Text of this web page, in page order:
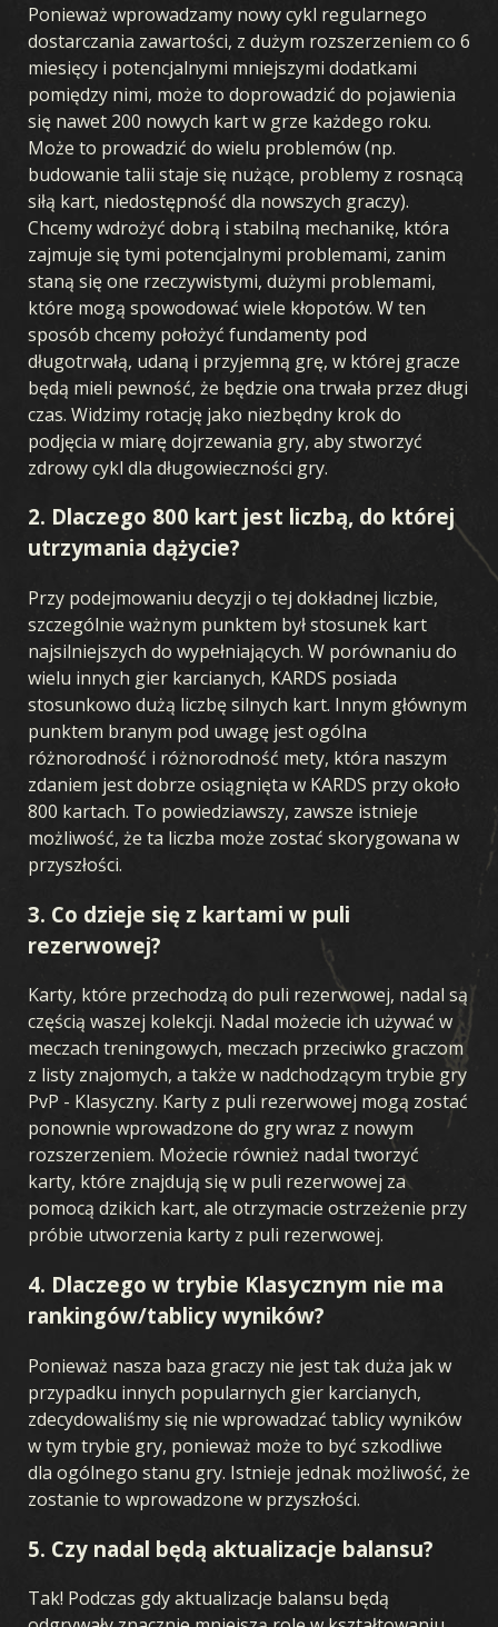
Ponieważ wprowadzamy nowy cykl regularnego
dostarczania zawartości, z dużym rozszerzeniem co 6
miesięcy i potencjalnymi mniejszymi dodatkami
pomiędzy nimi, może to doprowadzić do pojawienia
się nawet 200 nowych kart w grze każdego roku.
Może to prowadzić do wielu problemów (np.
budowanie talii staje się nużące, problemy z rosnącą
siłą kart, niedostępność dla nowszych graczy).
Chcemy wdrożyć dobrą i stabilną mechanikę, która
zajmuje się tymi potencjalnymi problemami, zanim
staną się one rzeczywistymi, dużymi problemami,
które mogą spowodować wiele kłopotów. W ten
sposób chcemy położyć fundamenty pod
długotrwałą, udaną i przyjemną grę, w której gracze
będą mieli pewność, że będzie ona trwała przez długi
czas. Widzimy rotację jako niezbędny krok do
podjęcia w miarę dojrzewania gry, aby stworzyć
zdrowy cykl dla długowieczności gry.
2. Dlaczego 800 kart jest liczbą, do której
utrzymania dążycie?
Przy podejmowaniu decyzji o tej dokładnej liczbie,
szczególnie ważnym punktem był stosunek kart
najsilniejszych do wypełniających. W porównaniu do
wielu innych gier karcianych, KARDS posiada
stosunkowo dużą liczbę silnych kart. Innym głównym
punktem branym pod uwagę jest ogólna
różnorodność i różnorodność mety, która naszym
zdaniem jest dobrze osiągnięta w KARDS przy około
800 kartach. To powiedziawszy, zawsze istnieje
możliwość, że ta liczba może zostać skorygowana w
przyszłości.
3. Co dzieje się z kartami w puli
rezerwowej?
Karty, które przechodzą do puli rezerwowej, nadal są
częścią waszej kolekcji. Nadal możecie ich używać w
meczach treningowych, meczach przeciwko graczom
z listy znajomych, a także w nadchodzącym trybie gry
PvP - Klasyczny. Karty z puli rezerwowej mogą zostać
ponownie wprowadzone do gry wraz z nowym
rozszerzeniem. Możecie również nadal tworzyć
karty, które znajdują się w puli rezerwowej za
pomocą dzikich kart, ale otrzymacie ostrzeżenie przy
próbie utworzenia karty z puli rezerwowej.
4. Dlaczego w trybie Klasycznym nie ma
rankingów/tablicy wyników?
Ponieważ nasza baza graczy nie jest tak duża jak w
przypadku innych popularnych gier karcianych,
zdecydowaliśmy się nie wprowadzać tablicy wyników
w tym trybie gry, ponieważ może to być szkodliwe
dla ogólnego stanu gry. Istnieje jednak możliwość, że
zostanie to wprowadzone w przyszłości.
5. Czy nadal będą aktualizacje balansu?
Tak! Podczas gdy aktualizacje balansu będą
GRA
CZYM JEST KARDS JAK GRAĆ SKLEP
KRAJE
AKADEMIA KARDS
FAQ
KARTY
KOLEKCJA KREATOR TALII TALIE DRAFT